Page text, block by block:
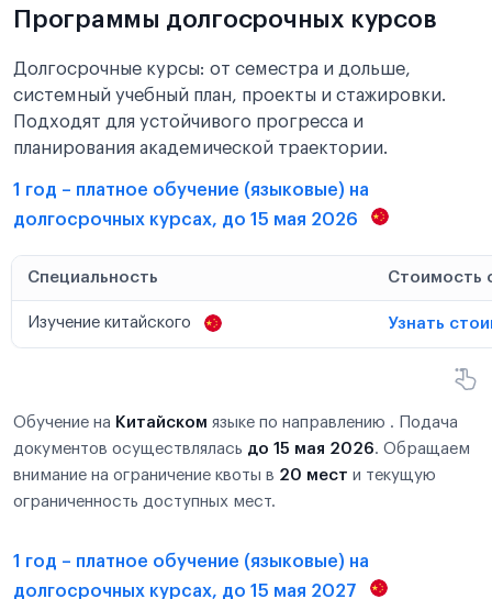
Программы долгосрочных курсов
Долгосрочные курсы: от семестра и дольше,
системный учебный план, проекты и стажировки.
Подходят для устойчивого прогресса и
планирования академической траектории.
1 год – платное обучение (языковые) на
долгосрочных курсах, до 15 мая 2026
Специальность Стоимость
Изучение китайского Узнать
Обучение на Китайском языке по направлению . Подача
документов осуществлялась до 15 мая 2026. Обращаем
внимание на ограничение квоты в 20 мест и текущую
ограниченность доступных мест.
1 год – платное обучение (языковые) на
долгосрочных курсах, до 15 мая 2027